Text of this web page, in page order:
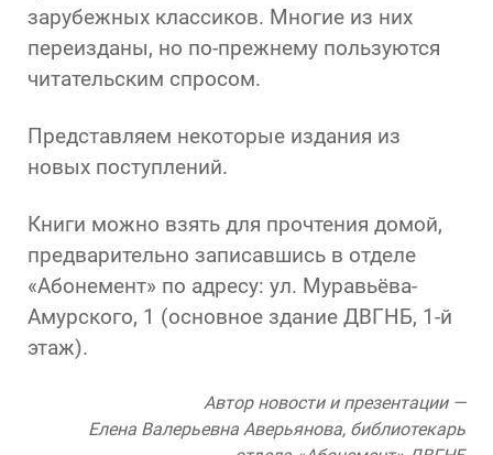
зарубежных классиков. Многие из них
переизданы, но по-прежнему пользуются
читательским спросом.
Представляем некоторые издания из
новых поступлений.
Книги можно взять для прочтения домой,
предварительно записавшись в отделе
«Абонемент» по адресу: ул. Муравьёва-
Амурского, 1 (основное здание ДВГНБ, 1-й
этаж).
Автор новости и презентации —
Елена Валерьевна Аверьянова, библиотекарь